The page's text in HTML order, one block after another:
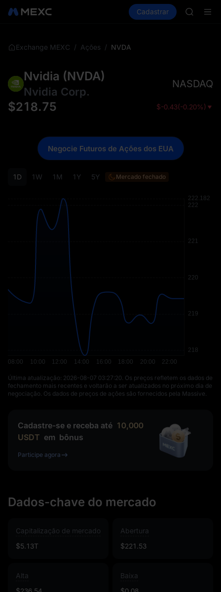
Mercados Spot Futuros
Cadastrar
SPCX
UNITREE
Exchange MEXC / Ações / NVDA
Nvidia (NVDA)
Nvidia Corp.
NASDAQ
$218.75 $-0.43(-0.20%)
1D 1W 1M 1Y 5Y Mercado fechado
Última atualização: ⁦2026-08-07 03:27:20⁩. Os preços refletem os dados de
fechamento mais recentes e voltarão a ser atualizados no próximo dia de
negociação. Os dados de preços de ações são fornecidos pela Massive.
Negocie Futuros de Ações dos EUA
Cadastre-se e receba até 10,000
USDT em bônus
Participe agora
Dados-chave do mercado
Capitalização de mercado
$5.13T
Abertura
$221.53
Alta
Baixa